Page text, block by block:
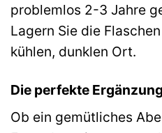
problemlos 2-3 Jahre
Lagern Sie die
kühlen, dunklen Ort.
Die perfekte
Ob ein gemütliches